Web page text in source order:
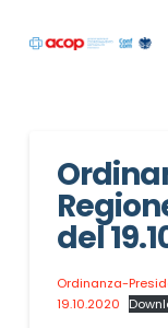
del
Ordinanza-
19.10.2020